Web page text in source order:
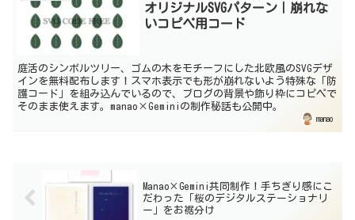
オリジナルSVGパターン｜崩れな
いコピペ用コード
庭活のシンボルツリー、ゴムの木をモチーフにした北欧風のSVGデザ
インを無料配布します！スマホ表示でも形が崩れないよう特殊な「防
護コード」を組み込んでいるので、ブログの背景や飾り枠にコピペで
そのまま使えます。manao×Geminiの制作秘話も公開中。
manao
Manao×Gemini共同制作！手ちぎり感にこ
だわった「桜のデジタルステーショナリ
ー」をお裾分け